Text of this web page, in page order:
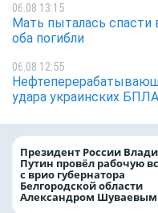
06.08 13:15
Мать пыталась
оба погибли
06.08 12:55
удара украинских БПЛА
Президент России
Путин провёл рабочую
с врио губернатора
Белгородской области
Александром Шуваевым